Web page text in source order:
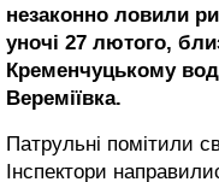
незаконно ловили
уночі 27 лютого,
Кременчуцькому
Вереміївка.
Патрульні помітили
Інспектори